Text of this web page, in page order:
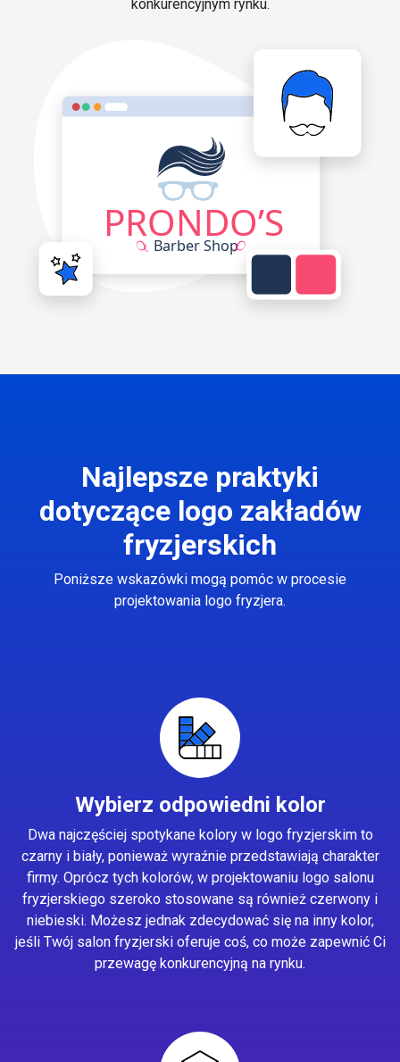
konkurencyjnym rynku.
Najlepsze praktyki
dotyczące logo zakładów
fryzjerskich
Poniższe wskazówki mogą pomóc w procesie
projektowania logo fryzjera.
Wybierz odpowiedni kolor
Dwa najczęściej spotykane kolory w logo fryzjerskim to
czarny i biały, ponieważ wyraźnie przedstawiają charakter
firmy. Oprócz tych kolorów, w projektowaniu logo salonu
fryzjerskiego szeroko stosowane są również czerwony i
niebieski. Możesz jednak zdecydować się na inny kolor,
jeśli Twój salon fryzjerski oferuje coś, co może zapewnić Ci
przewagę konkurencyjną na rynku.